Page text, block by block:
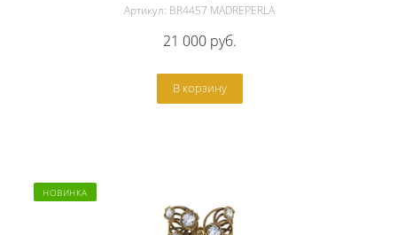
Артикул: BR4457 MADREPERLA
21 000руб.
В корзину
НОВИНКА